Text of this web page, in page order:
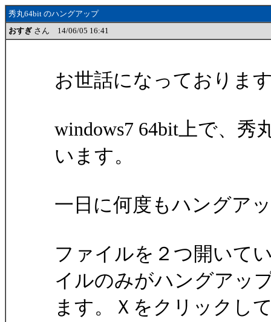
秀丸64bit のハングアップ
おすぎ さん 14/06/05 16:41
お世話になっておりま
windows7 64bit上で、秀
います。
一日に何度もハングア
ファイルを２つ開いて
イルのみがハングアッ
ます。Ｘをクリックし